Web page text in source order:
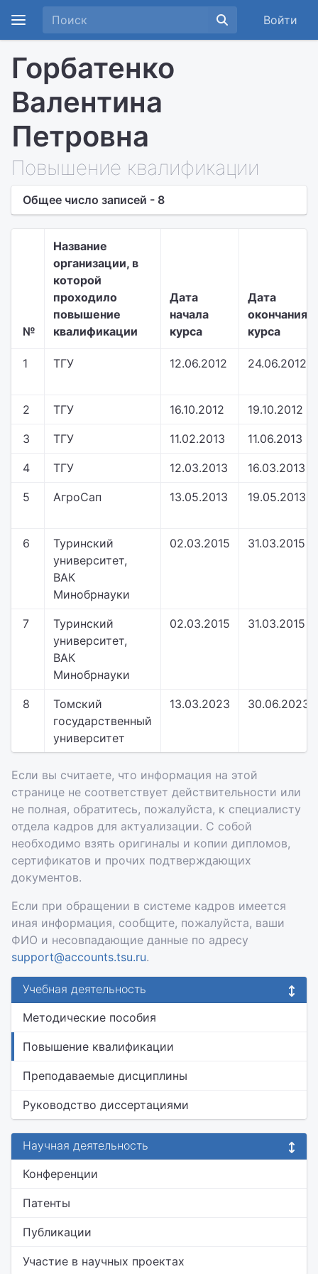
Войти
Горбатенко
Валентина
Петровна
Повышение квалификации
Общее число записей - 8
№
Название
организации, в
которой
проходило
повышение
квалификации
Дата
начала
курса
Дата
окончания
курса
1 ТГУ 12.06.2012 24.06.2012
2 ТГУ 16.10.2012 19.10.2012
3 ТГУ 11.02.2013 11.06.2013
4 ТГУ 12.03.2013 16.03.2013
5 АгроСап 13.05.2013 19.05.2013
6
Туринский
университет,
ВАК
Минобрнауки
02.03.2015 31.03.2015
7
Туринский
университет,
ВАК
Минобрнауки
02.03.2015 31.03.2015
8
Томский
государственный
университет
13.03.2023 30.06.2023
Если вы считаете, что информация на этой
странице не соответствует действительности или
не полная, обратитесь, пожалуйста, к специалисту
отдела кадров для актуализации. С собой
необходимо взять оригиналы и копии дипломов,
сертификатов и прочих подтверждающих
документов.
Если при обращении в системе кадров имеется
иная информация, сообщите, пожалуйста, ваши
ФИО и несовпадающие данные по адресу
support@accounts.tsu.ru.
Учебная деятельность
Методические пособия
Повышение квалификации
Преподаваемые дисциплины
Руководство диссертациями
Научная деятельность
Конференции
Патенты
Публикации
Участие в научных проектах